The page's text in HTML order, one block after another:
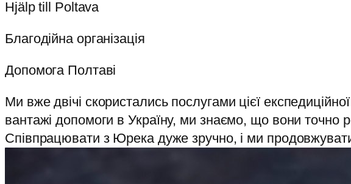
Hjälp till Poltava
Благодійна організація
Допомога Полтаві
Ми вже двічі скористались послугами цієї
вантажі допомоги в Україну, ми знаємо, що вони точно
Співпрацювати з Юрека дуже зручно, і ми